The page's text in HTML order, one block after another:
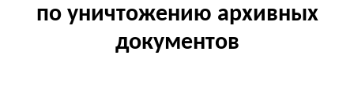
по уничтожению архивных
документов